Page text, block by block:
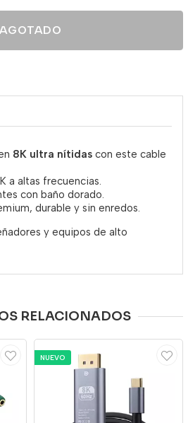
AGOTADO
8K ultra nítidas con este cable
a altas frecuencias.
con baño dorado.
durable y sin enredos.
y equipos de alto
RELACIONADOS
NUEVO